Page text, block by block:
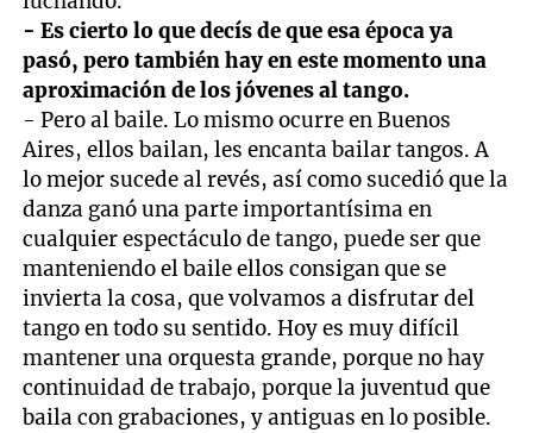
- Es cierto lo que decís de que esa época ya
pasó, pero también hay en este momento una
aproximación de los jóvenes al tango.
- Pero al baile. Lo mismo ocurre en Buenos
Aires, ellos bailan, les encanta bailar tangos. A
lo mejor sucede al revés, así como sucedió que la
danza ganó una parte importantísima en
cualquier espectáculo de tango, puede ser que
manteniendo el baile ellos consigan que se
invierta la cosa, que volvamos a disfrutar del
tango en todo su sentido. Hoy es muy difícil
mantener una orquesta grande, porque no hay
continuidad de trabajo, porque la juventud que
baila con grabaciones, y antiguas en lo posible.